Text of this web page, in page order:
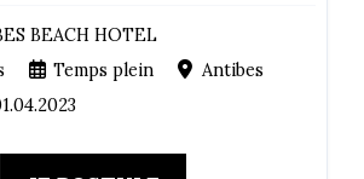
BEACH HOTEL
Temps plein
Antibes